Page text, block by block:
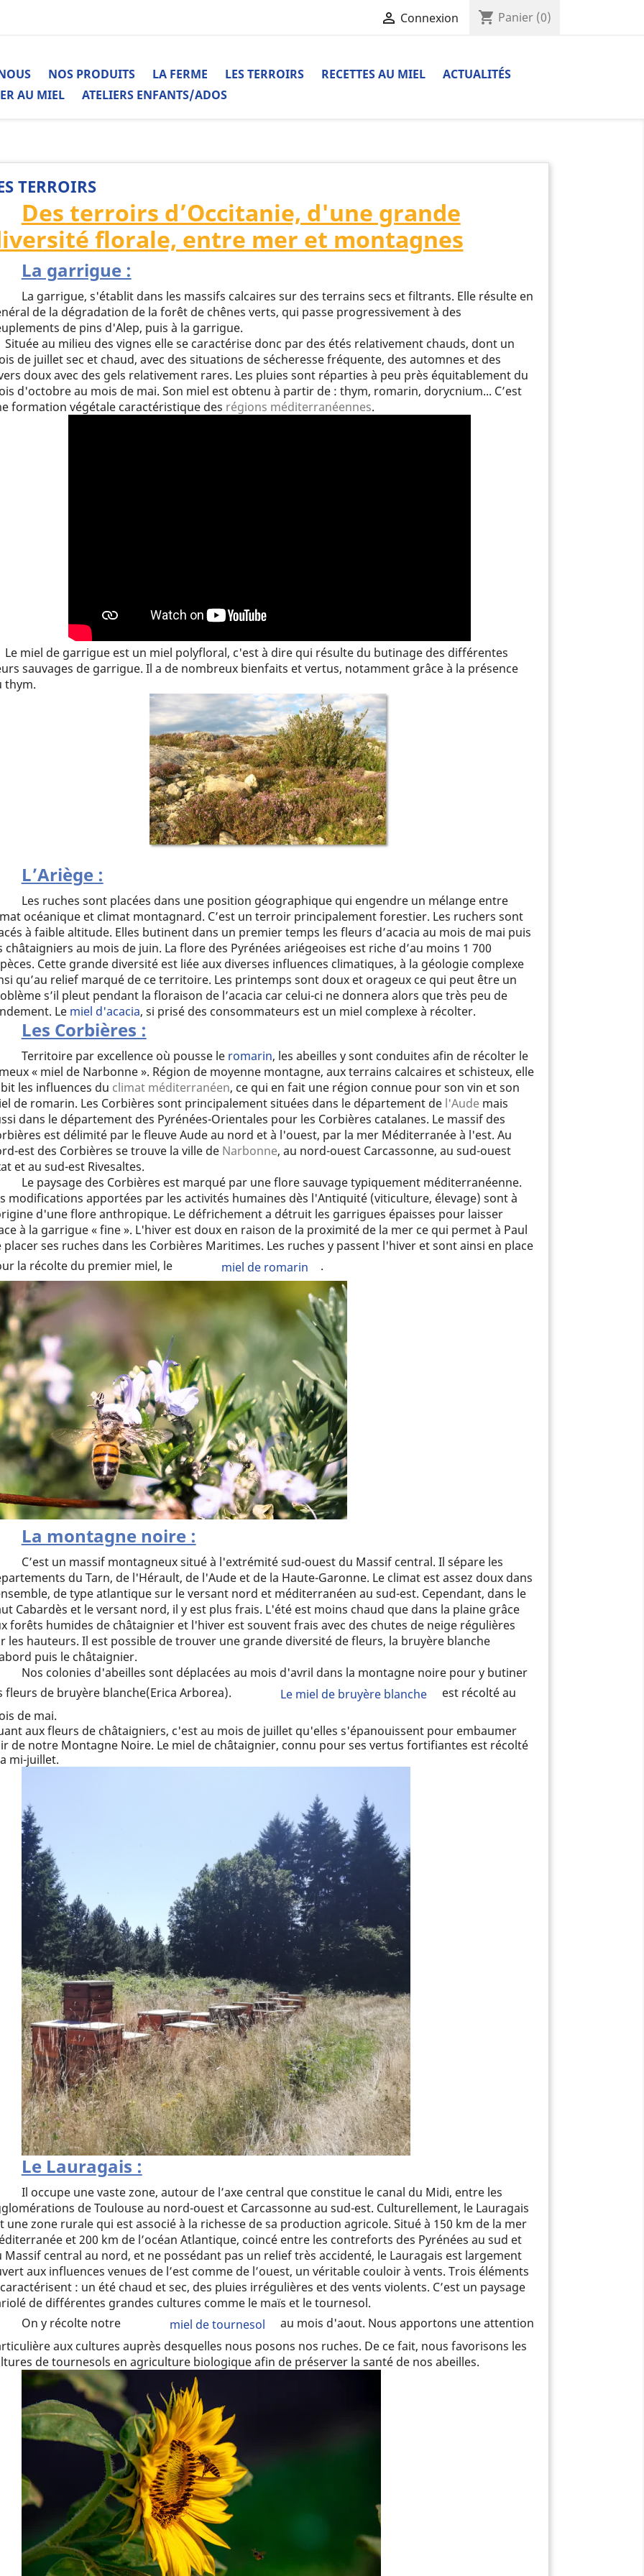
 Connexion shopping_cart Panier (0)
NOS PRODUITS LA FERME LES TERROIRS RECETTES AU MIEL
ACTUALITÉS
AU MIEL
ATELIERS ENFANTS/ADOS
TERROIRS
Des terroirs d’Occitanie, d'une grande
florale, entre mer et montagnes
La garrigue :
La garrigue, s'établit dans les massifs calcaires sur des terrains secs et filtrants. Elle résulte en
de la dégradation de la forêt de chênes verts, qui passe progressivement à des
de pins d'Alep, puis à la garrigue.
Située au milieu des vignes elle se caractérise donc par des étés relativement chauds, dont un
de juillet sec et chaud, avec des situations de sécheresse fréquente, des automnes et des
doux avec des gels relativement rares. Les pluies sont réparties à peu près équitablement du
d'octobre au mois de mai. Son miel est obtenu à partir de : thym, romarin, dorycnium... C’est
formation végétale caractéristique des régions méditerranéennes.
Le miel de garrigue est un miel polyfloral, c'est à dire qui résulte du butinage des différentes
sauvages de garrigue. Il a de nombreux bienfaits et vertus, notamment grâce à la présence
thym.
L’Ariège :
Les ruches sont placées dans une position géographique qui engendre un mélange entre
océanique et climat montagnard. C’est un terroir principalement forestier. Les ruchers sont
à faible altitude. Elles butinent dans un premier temps les fleurs d’acacia au mois de mai puis
châtaigniers au mois de juin. La flore des Pyrénées ariégeoises est riche d’au moins 1 700
Cette grande diversité est liée aux diverses influences climatiques, à la géologie complexe
qu’au relief marqué de ce territoire. Les printemps sont doux et orageux ce qui peut être un
s’il pleut pendant la floraison de l’acacia car celui-ci ne donnera alors que très peu de
Le miel d'acacia, si prisé des consommateurs est un miel complexe à récolter.
Les Corbières :
Territoire par excellence où pousse le romarin, les abeilles y sont conduites afin de récolter le
« miel de Narbonne ». Région de moyenne montagne, aux terrains calcaires et schisteux, elle
les influences du climat méditerranéen, ce qui en fait une région connue pour son vin et son
de romarin. Les Corbières sont principalement situées dans le département de l'Audemais
dans le département des Pyrénées-Orientales pour les Corbières catalanes. Le massif des
est délimité par le fleuve Aude au nord et à l'ouest, par la mer Méditerranée à l'est. Au
est des Corbières se trouve la ville de Narbonne, au nord-ouest Carcassonne, au sud-ouest
et au sud-est Rivesaltes.
Le paysage des Corbières est marqué par une flore sauvage typiquement méditerranéenne.
modifications apportées par les activités humaines dès l'Antiquité (viticulture, élevage) sont à
d'une flore anthropique. Le défrichement a détruit les garrigues épaisses pour laisser
à la garrigue « fine ». L'hiver est doux en raison de la proximité de la mer ce qui permet à Paul
placer ses ruches dans les Corbières Maritimes. Les ruches y passent l'hiver et sont ainsi en place
la récolte du premier miel, le
miel de romarin .
La montagne noire :
C’est un massif montagneux situé à l'extrémité sud-ouest du Massif central. Il sépare les
du Tarn, de l'Hérault, de l'Aude et de la Haute-Garonne. Le climat est assez doux dans
de type atlantique sur le versant nord et méditerranéen au sud-est. Cependant, dans le
Cabardès et le versant nord, il y est plus frais. L'été est moins chaud que dans la plaine grâce
forêts humides de châtaignier et l'hiver est souvent frais avec des chutes de neige régulières
les hauteurs. Il est possible de trouver une grande diversité de fleurs, la bruyère blanche
puis le châtaignier.
Nos colonies d'abeilles sont déplacées au mois d'avril dans la montagne noire pour y butiner
fleurs de bruyère blanche(Erica Arborea).
Le miel de bruyère blanche
est récolté au
de mai.
aux fleurs de châtaigniers, c'est au mois de juillet qu'elles s'épanouissent pour embaumer
de notre Montagne Noire. Le miel de châtaignier, connu pour ses vertus fortifiantes est récolté
mi-juillet.
Le Lauragais :
Il occupe une vaste zone, autour de l’axe central que constitue le canal du Midi, entre les
de Toulouse au nord-ouest et Carcassonne au sud-est. Culturellement, le Lauragais
une zone rurale qui est associé à la richesse de sa production agricole. Situé à 150 km de la mer
et 200 km de l’océan Atlantique, coincé entre les contreforts des Pyrénées au sud et
Massif central au nord, et ne possédant pas un relief très accidenté, le Lauragais est largement
aux influences venues de l’est comme de l’ouest, un véritable couloir à vents. Trois éléments
: un été chaud et sec, des pluies irrégulières et des vents violents. C’est un paysage
de différentes grandes cultures comme le maïs et le tournesol.
On y récolte notre
miel de tournesol
au mois d'aout. Nous apportons une attention
aux cultures auprès desquelles nous posons nos ruches. De ce fait, nous favorisons les
de tournesols en agriculture biologique afin de préserver la santé de nos abeilles.